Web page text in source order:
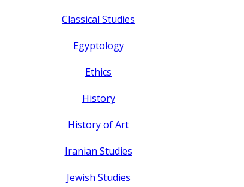
Classical Studies
Egyptology
Ethics
History
History of Art
Iranian Studies
Jewish Studies